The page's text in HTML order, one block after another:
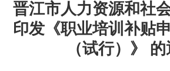
晋江市人力资源和社
印发《职业培训补贴
（试行）》